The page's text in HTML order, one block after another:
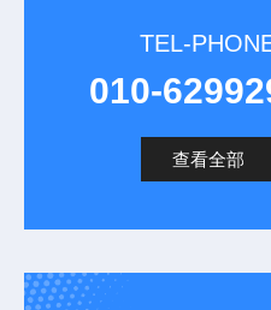
TEL-
010-
查看全部